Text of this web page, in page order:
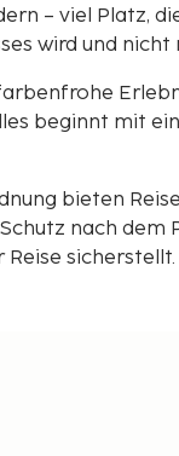
– viel Platz,
wird und
beginnt mit
bieten
nach dem
Reise sicherstellt.